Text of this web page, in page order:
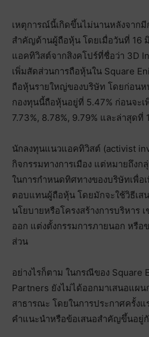
เหตุการณ์นี้เกิดขึ้นไม่นานหลังจากมี
สำคัญด้านผู้ถือหุ้น โดยเมื่อวันที่ 16
แอคทิวิสต์จากสิงคโปร์ที่ชื่อว่า 3D
เพิ่มสัดส่วนการถือหุ้นใน Square
ถือหุ้นรายใหญ่ของบริษัท โดยก่อนห
กองทุนนี้ถือหุ้นอยู่ที่ 5.47% ก่อนจะเ
7.73%, 8.78%, 9.79% และล่าสุดที่
นักลงทุนแนวแอคทิวิสต์ (activist
กิจกรรมทางการเมือง แต่หมายถึง
ในการกำหนดทิศทางของบริษัทเพื่อ
ตอบแทนผู้ถือหุ้น โดยมักจะใช้วิธีเส
นโยบายหรือโครงสร้างการบริหาร
ออก แต่งตั้งกรรมการภายนอก หรื
ส่วน
อย่างไรก็ตาม ในกรณีของ Square
Partners ยังไม่ได้ออกมาเสนอแผน
สาธารณะ โดยในการประกาศครั้งแ
คำแนะนำหรือข้อเสนอสำคัญขึ้นอยู่